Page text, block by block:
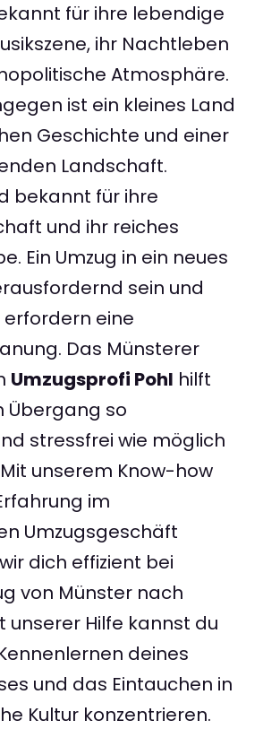
für ihre lebendige
ihr Nachtleben
Atmosphäre.
ist ein kleines Land
Geschichte und einer
Landschaft.
bekannt für ihre
und ihr reiches
Ein Umzug in ein neues
sein und
eine
Das Münsterer
Umzugsprofi Pohl hilft
Übergang so
stressfrei wie möglich
unserem Know-how
im
Umzugsgeschäft
dich effizient bei
von Münster nach
unserer Hilfe kannst du
deines
und das Eintauchen in
Kultur konzentrieren.